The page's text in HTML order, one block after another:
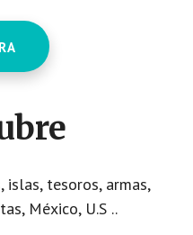
islas, tesoros, armas,
México, U.S ..